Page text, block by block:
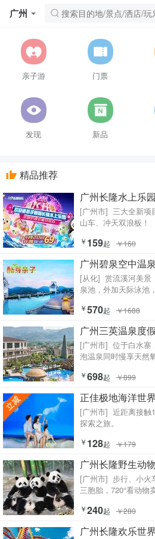
广州
亲子游 门票
发现 新品
精品推荐
广州长隆水上乐园
[广州市]
山车、冲天双浪板！
￥ 159起 ￥160
广州碧泉空中温
[从化]
泉池，外加天际泳池，
￥570起 ￥1688
广州三英温泉度
[广州市]
泡温泉同时慢享天然
￥698起 ￥899
正佳极地海洋世界
[广州市]
探索之旅。
￥ 128起 ￥179
广州长隆野生动
[广州市]
三胞胎，720°看动物
￥240起 ￥280
广州长隆欢乐世